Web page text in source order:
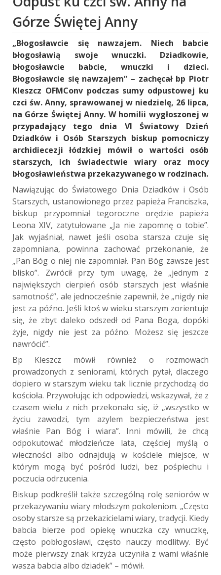
Górze Świętej Anny
„Błogosławcie się nawzajem. Niech babcie
błogosławią swoje wnuczki. Dziadkowie,
błogosławcie babcie, wnuczki i dzieci.
Błogosławcie się nawzajem” – zachęcał bp Piotr
Kleszcz OFMConv podczas sumy odpustowej ku
czci św. Anny, sprawowanej w niedzielę, 26 lipca,
na Górze Świętej Anny. W homilii wygłoszonej w
przypadający tego dnia VI Światowy Dzień
Dziadków i Osób Starszych biskup pomocniczy
archidiecezji łódzkiej mówił o wartości osób
starszych, ich świadectwie wiary oraz mocy
błogosławieństwa przekazywanego w rodzinach.
Nawiązując do Światowego Dnia Dziadków i Osób
Starszych, ustanowionego przez papieża Franciszka,
biskup przypomniał tegoroczne orędzie papieża
Leona XIV, zatytułowane „Ja nie zapomnę o tobie”.
Jak wyjaśniał, nawet jeśli osoba starsza czuje się
zapomniana, powinna zachować przekonanie, że
„Pan Bóg o niej nie zapomniał. Pan Bóg zawsze jest
blisko”. Zwrócił przy tym uwagę, że „jednym z
największych cierpień osób starszych jest właśnie
samotność”, ale jednocześnie zapewnił, że „nigdy nie
jest za późno. Jeśli ktoś w wieku starszym zorientuje
się, że zbyt daleko odszedł od Pana Boga, dopóki
żyje, nigdy nie jest za późno. Możesz się jeszcze
nawrócić”.
Bp Kleszcz mówił również o rozmowach
prowadzonych z seniorami, których pytał, dlaczego
dopiero w starszym wieku tak licznie przychodzą do
kościoła. Przywołując ich odpowiedzi, wskazywał, że z
czasem wielu z nich przekonało się, iż „wszystko w
życiu zawodzi, tym azylem bezpieczeństwa jest
właśnie Pan Bóg i wiara”. Inni mówili, że chcą
odpokutować młodzieńcze lata, częściej myślą o
wieczności albo odnajdują w kościele miejsce, w
którym mogą być pośród ludzi, bez pośpiechu i
poczucia odrzucenia.
Biskup podkreślił także szczególną rolę seniorów w
przekazywaniu wiary młodszym pokoleniom. „Często
osoby starsze są przekazicielami wiary, tradycji. Kiedy
babcia bierze pod opiekę wnuczka czy wnuczkę,
często pobłogosławi, często nauczy modlitwy. Być
może pierwszy znak krzyża uczyniła z wami właśnie
wasza babcia albo dziadek” – mówił.